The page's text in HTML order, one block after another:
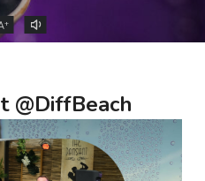
+
@DiffBeach